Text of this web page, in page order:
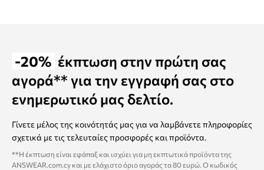
-20% έκπτωση στην πρώτη σας
αγορά** για την εγγραφή σας στο
ενημερωτικό μας δελτίο.
Γίνετε μέλος της κοινότητάς μας για να λαμβάνετε πληροφορίες
σχετικά με τις τελευταίες προσφορές και προϊόντα.
**Η έκπτωση είναι εφάπαξ και ισχύει για μη εκπτωτικά προϊόντα της
ANSWEAR.com.cy και με ελάχιστο όριο αγοράς τα 80 ευρώ. Ο κωδικός